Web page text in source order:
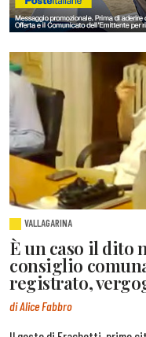
VALLAGARINA
È un caso il dito
consiglio
registrato,
di Alice Fabbro